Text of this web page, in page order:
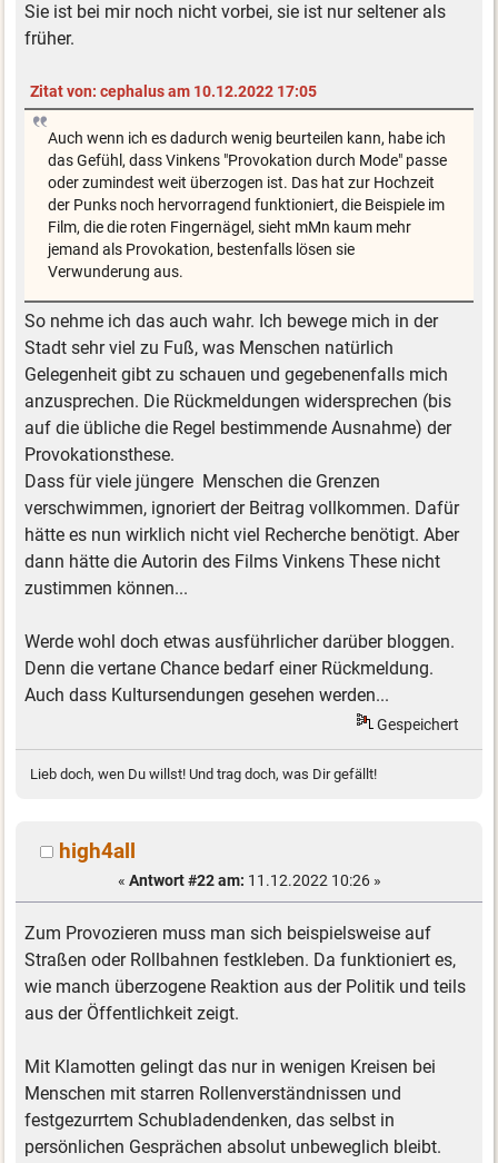
Sie ist bei mir noch nicht vorbei, sie ist nur seltener als
früher.
Zitat von: cephalus am 10.12.2022 17:05
Auch wenn ich es dadurch wenig beurteilen kann, habe ich
das Gefühl, dass Vinkens "Provokation durch Mode" passe
oder zumindest weit überzogen ist. Das hat zur Hochzeit
der Punks noch hervorragend funktioniert, die Beispiele im
Film, die die roten Fingernägel, sieht mMn kaum mehr
jemand als Provokation, bestenfalls lösen sie
Verwunderung aus.
So nehme ich das auch wahr. Ich bewege mich in der
Stadt sehr viel zu Fuß, was Menschen natürlich
Gelegenheit gibt zu schauen und gegebenenfalls mich
anzusprechen. Die Rückmeldungen widersprechen (bis
auf die übliche die Regel bestimmende Ausnahme) der
Provokationsthese.
Dass für viele jüngere Menschen die Grenzen
verschwimmen, ignoriert der Beitrag vollkommen. Dafür
hätte es nun wirklich nicht viel Recherche benötigt. Aber
dann hätte die Autorin des Films Vinkens These nicht
zustimmen können...
Werde wohl doch etwas ausführlicher darüber bloggen.
Denn die vertane Chance bedarf einer Rückmeldung.
Auch dass Kultursendungen gesehen werden...
Gespeichert
Lieb doch, wen Du willst! Und trag doch, was Dir gefällt!
high4all
« Antwort #22 am: 11.12.2022 10:26 »
Zum Provozieren muss man sich beispielsweise auf
Straßen oder Rollbahnen festkleben. Da funktioniert es,
wie manch überzogene Reaktion aus der Politik und teils
aus der Öffentlichkeit zeigt.
Mit Klamotten gelingt das nur in wenigen Kreisen bei
Menschen mit starren Rollenverständnissen und
festgezurrtem Schubladendenken, das selbst in
persönlichen Gesprächen absolut unbeweglich bleibt.